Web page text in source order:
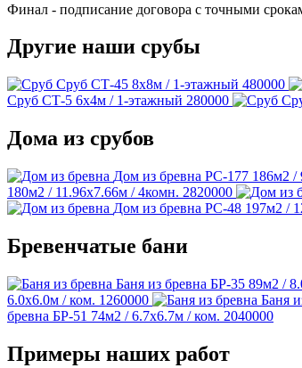
Финал - подписание договора с точными
Другие наши срубы
Сруб СТ-45 8х8м / 1-этажный 480000
Сруб СТ-5 6х4м / 1-этажный 280000
Дома из срубов
Дом из бревна РС-177 186м2 /
180м2 / 11.96х7.66м / 4комн. 2820000
Дом из бревна РС-48 197м2 /
Бревенчатые бани
Баня из бревна БР-35 89м2 /
6.0х6.0м / ком. 1260000 Баня
бревна БР-51 74м2 / 6.7х6.7м / ком. 2040000
Примеры наших работ